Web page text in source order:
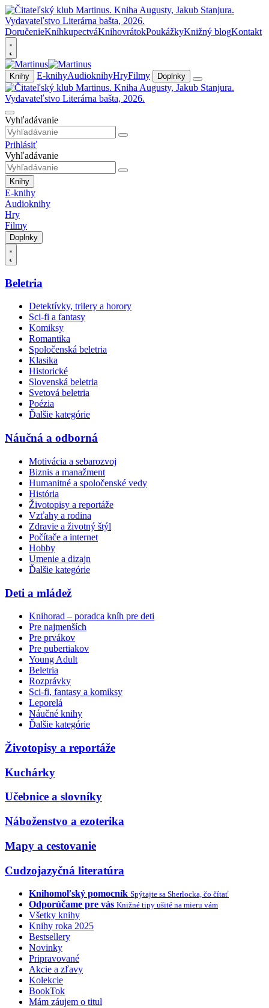
DoručenieKníhkupectváKnihovrátokPoukážkyKnižný blogKontakt
Knihy E-knihyAudioknihyHryFilmy Doplnky
Vyhľadávanie
Prihlásiť
Vyhľadávanie
Knihy
E-knihy
Audioknihy
Hry
Filmy
Doplnky
Beletria
Detektívky, trilery a horory
Sci-fi a fantasy
Komiksy
Romantika
Spoločenská beletria
Klasika
Historické
Slovenská beletria
Svetová beletria
Poézia
Ďalšie kategórie
Náučná a odborná
Motivácia a sebarozvoj
Biznis a manažment
Humanitné a spoločenské vedy
História
Životopisy a reportáže
Vzťahy a rodina
Zdravie a životný štýl
Počítače a internet
Hobby
Umenie a dizajn
Ďalšie kategórie
Deti a mládež
Knihorad – poradca kníh pre deti
Pre najmenších
Pre prvákov
Pre pubertiakov
Young Adult
Beletria
Rozprávky
Sci-fi, fantasy a komiksy
Leporelá
Náučné knihy
Ďalšie kategórie
Životopisy a reportáže
Kuchárky
Učebnice a slovníky
Náboženstvo a ezoterika
Mapy a cestovanie
Cudzojazyčná literatúra
Knihomoľský pomocník Spýtajte sa Sherlocka, čo čítať
Odporúčame pre vás Knižné tipy ušité na mieru vám
Všetky knihy
Knihy roka 2025
Bestsellery
Novinky
Pripravované
Akcie a zľavy
Kolekcie
BookTok
Mám záujem o titul